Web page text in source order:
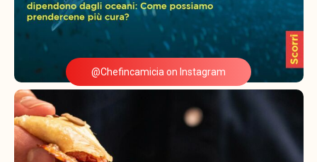
@Chefincamicia on Instagram